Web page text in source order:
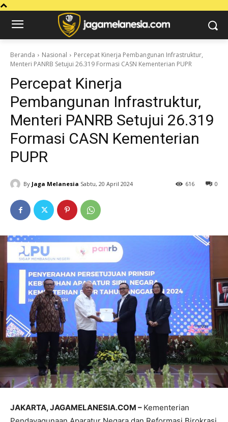
Beranda Nasional
Percepat Kinerja Pembangunan Infrastruktur,
Menteri PANRB Setujui 26.319 Formasi CASN Kementerian PUPR
Percepat Kinerja
Pembangunan Infrastruktur,
Menteri PANRB Setujui 26.319
Formasi CASN Kementerian
PUPR
By Jaga Melanesia Sabtu, 20 April 2024 0
616
JAKARTA, JAGAMELANESIA.COM – Kementerian